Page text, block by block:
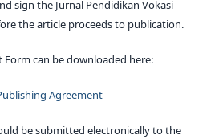
sign the Jurnal Pendidikan Vokasi
the article proceeds to publication.
can be downloaded here:
Agreement
be submitted electronically to the